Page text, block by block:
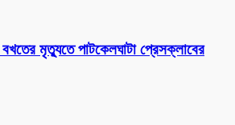
মৃত্যুতে পাটকেলঘাটা প্রেসক্লাবের